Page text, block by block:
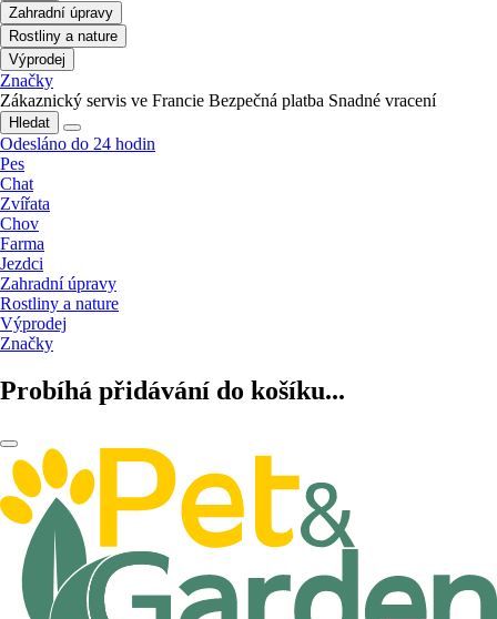
Zahradní úpravy
Rostliny a nature
Výprodej
Značky
Zákaznický servis ve Francie Bezpečná platba Snadné vracení
Hledat
Odesláno do 24 hodin
Pes
Chat
Zvířata
Chov
Farma
Jezdci
Zahradní úpravy
Rostliny a nature
Výprodej
Značky
Probíhá přidávání do košíku...